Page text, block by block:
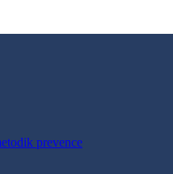
prevence